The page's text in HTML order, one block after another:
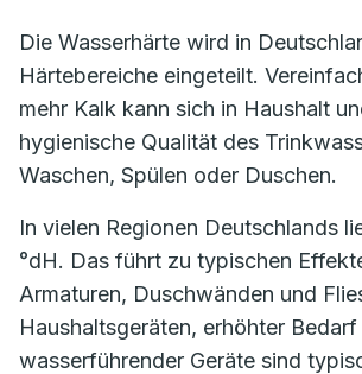
Die Wasserhärte wird in
Härtebereiche eingeteilt.
mehr Kalk kann sich in Haushalt
hygienische Qualität des
Waschen, Spülen oder Duschen.
In vielen Regionen Deutschlands
°dH. Das führt zu typischen
Armaturen, Duschwänden und
Haushaltsgeräten, erhöhter
wasserführender Geräte sind